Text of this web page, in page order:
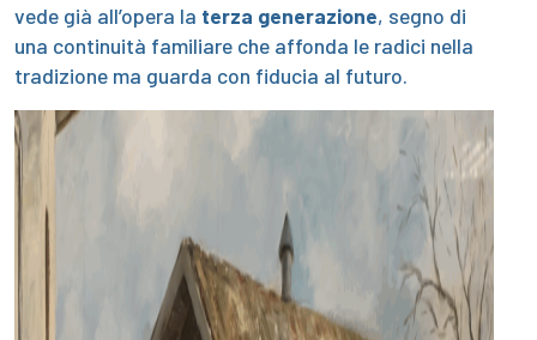
vede già all’opera la terza generazione, segno di
una continuità familiare che affonda le radici nella
tradizione ma guarda con fiducia al futuro.